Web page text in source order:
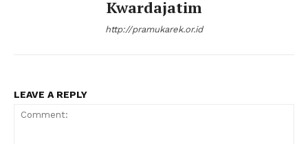
Kwardajatim
http://pramukarek.or.id
LEAVE A REPLY